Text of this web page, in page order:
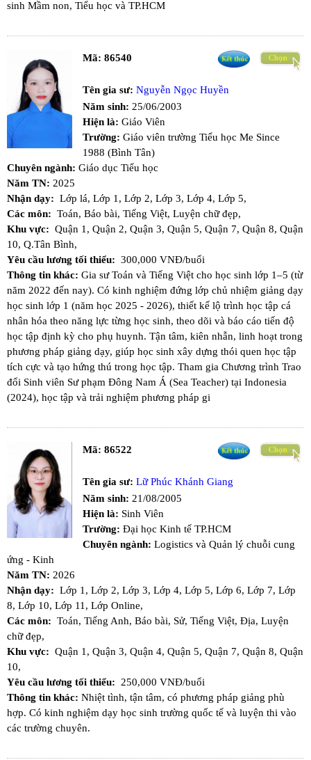
sinh Mầm non, Tiểu học và TP.HCM
Mã: 86540
Tên gia sư: Nguyễn Ngọc Huyền
Năm sinh: 25/06/2003
Hiện là: Giáo Viên
Trường: Giáo viên trường Tiểu học Me Since
1988 (Bình Tân)
Chuyên ngành: Giáo dục Tiểu học
Năm TN: 2025
Nhận dạy: Lớp lá, Lớp 1, Lớp 2, Lớp 3, Lớp 4, Lớp 5,
Các môn: Toán, Báo bài, Tiếng Việt, Luyện chữ đẹp,
Khu vực: Quận 1, Quận 2, Quận 3, Quận 5, Quận 7, Quận 8, Quận
10, Q.Tân Bình,
Yêu cầu lương tối thiểu: 300,000 VNĐ/buổi
Thông tin khác: Gia sư Toán và Tiếng Việt cho học sinh lớp 1–5 (từ
năm 2022 đến nay). Có kinh nghiệm đứng lớp chủ nhiệm giảng dạy
học sinh lớp 1 (năm học 2025 - 2026), thiết kế lộ trình học tập cá
nhân hóa theo năng lực từng học sinh, theo dõi và báo cáo tiến độ
học tập định kỳ cho phụ huynh. Tận tâm, kiên nhẫn, linh hoạt trong
phương pháp giảng dạy, giúp học sinh xây dựng thói quen học tập
tích cực và tạo hứng thú trong học tập. Tham gia Chương trình Trao
đổi Sinh viên Sư phạm Đông Nam Á (Sea Teacher) tại Indonesia
(2024), học tập và trải nghiệm phương pháp gi
Mã: 86522
Tên gia sư: Lữ Phúc Khánh Giang
Năm sinh: 21/08/2005
Hiện là: Sinh Viên
Trường: Đại học Kinh tế TP.HCM
Chuyên ngành: Logistics và Quản lý chuỗi cung
ứng - Kinh
Năm TN: 2026
Nhận dạy: Lớp 1, Lớp 2, Lớp 3, Lớp 4, Lớp 5, Lớp 6, Lớp 7, Lớp
8, Lớp 10, Lớp 11, Lớp Online,
Các môn: Toán, Tiếng Anh, Báo bài, Sử, Tiếng Việt, Địa, Luyện
chữ đẹp,
Khu vực: Quận 1, Quận 3, Quận 4, Quận 5, Quận 7, Quận 8, Quận
10,
Yêu cầu lương tối thiểu:
250,000 VNĐ/buổi
Thông tin khác: Nhiệt tình, tận tâm, có phương pháp giảng phù
hợp. Có kinh nghiệm dạy học sinh trường quốc tế và luyện thi vào
các trường chuyên.